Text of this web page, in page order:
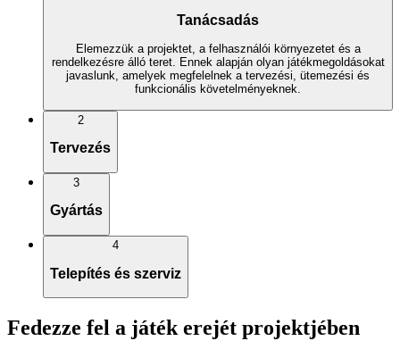
Tanácsadás
Elemezzük a projektet, a felhasználói környezetet és a
rendelkezésre álló teret. Ennek alapján olyan játékmegoldásokat
javaslunk, amelyek megfelelnek a tervezési, ütemezési és
funkcionális követelményeknek.
2
Tervezés
3
Gyártás
4
Telepítés és szerviz
Fedezze fel a játék erejét projektjében